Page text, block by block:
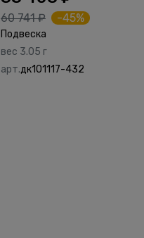
60 741 ₽ -45%
Подвеска
вес 3.05 г
арт.дк101117-432